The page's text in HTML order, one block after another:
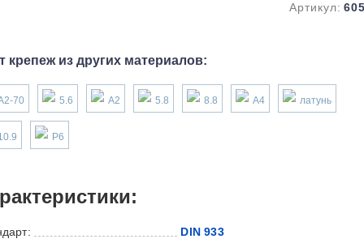
Артикул:
крепеж из других материалов:
70 5.6 А2 5.8 8.8 А4 латунь
P6
DIN 933